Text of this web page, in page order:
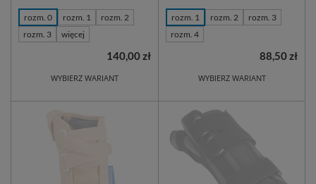
rozm. 0 rozm. 1
rozm. 2
rozm. 3
więcej
WYBIERZ WARIANT
140,00 zł
rozm. 1 rozm. 2
rozm. 3
rozm. 4
WYBIERZ WARIANT
88,50 zł